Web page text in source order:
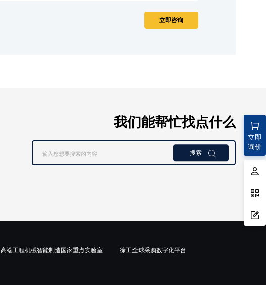
立即
询价
我们能帮忙找点什么
搜索 
高端工程机械智能制造国家重点实验室 徐工全球采购数字化平台